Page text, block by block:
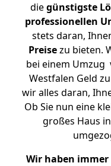
diegünstigste
professionellen
stets daran,
Preisezu bieten.
bei einem Umzug
Westfalen Geld
wir alles daran,
Ob Sie nun eine
großes Haus
Wir haben